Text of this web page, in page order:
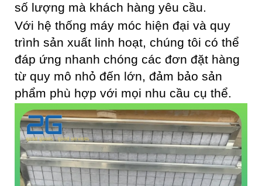
số lượng mà khách hàng yêu cầu.
Với hệ thống máy móc hiện đại và quy
trình sản xuất linh hoạt, chúng tôi có thể
đáp ứng nhanh chóng các đơn đặt hàng
từ quy mô nhỏ đến lớn, đảm bảo sản
phẩm phù hợp với mọi nhu cầu cụ thể.